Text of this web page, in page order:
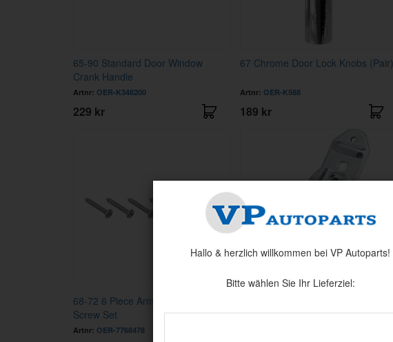
65-90 Standard Door Window
Crank Handle
Artnr: OER-K348200
229 kr
67 Chrome Door Lock Knobs (Pair)
Artnr: OER-K588
189 kr
68-72 6 Piece Arm Rest Base
Screw Set
Artnr: OER-7768478
Hallo & herzlich willkommen bei VP Autoparts!
Bitte wählen Sie Ihr Lieferziel: